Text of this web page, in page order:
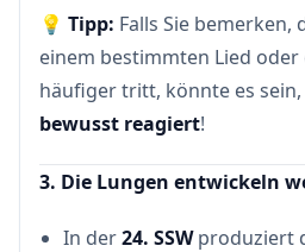
💡 Tipp: Falls Sie bemerken,
einem bestimmten Lied
häufiger tritt, könnte es
bewusst reagiert!
3. Die Lungen entwickeln
In der24. SSWproduziert